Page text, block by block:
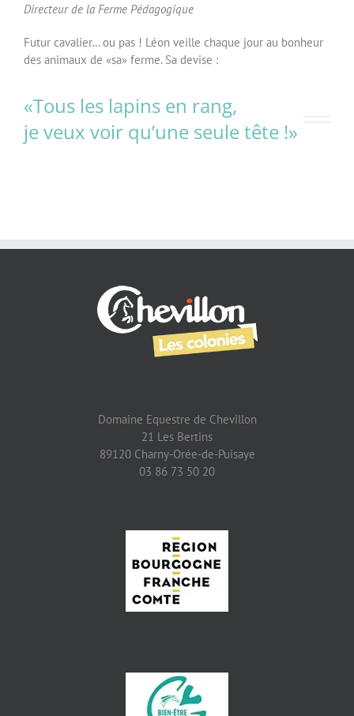
Directeur de la Ferme Pédagogique
Futur cavalier… ou pas ! Léon veille chaque jour au bonheur
des animaux de «sa» ferme. Sa devise :
«Tous les lapins en rang,
je veux voir qu’une seule tête !»
Domaine Equestre de Chevillon
21 Les Bertins
89120 Charny-Orée-de-Puisaye
03 86 73 50 20